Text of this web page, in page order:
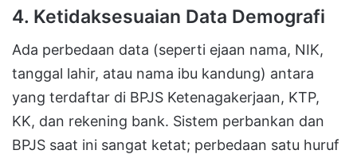
4. Ketidaksesuaian Data Demografi
Ada perbedaan data (seperti ejaan nama, NIK,
tanggal lahir, atau nama ibu kandung) antara
yang terdaftar di BPJS Ketenagakerjaan, KTP,
KK, dan rekening bank. Sistem perbankan dan
BPJS saat ini sangat ketat; perbedaan satu huruf